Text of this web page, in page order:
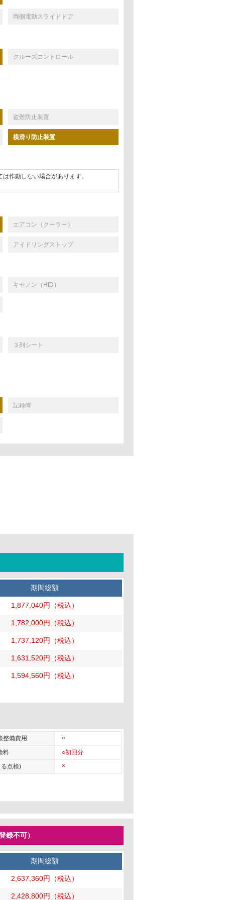
両側電動スライドドア
クルーズコントロール
盗難防止装置
横滑り防止装置
作動しない場合があります。
エアコン（クーラー）
アイドリングストップ
キセノン（HID）
３列シート
記録簿
期間総額
1,877,040円 （税込）
1,782,000円 （税込）
1,737,120円 （税込）
1,631,520円 （税込）
1,594,560円 （税込）
整備費用 ○
料
○初回分
点検) ×
不可）
期間総額
2,637,360円 （税込）
2,428,800円 （税込）